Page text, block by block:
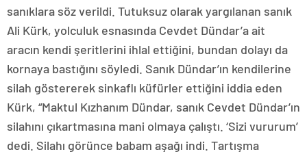
sanıklara söz verildi. Tutuksuz olarak yargılanan sanık
Ali Kürk, yolculuk esnasında Cevdet Dündar’a ait
aracın kendi şeritlerini ihlal ettiğini, bundan dolayı da
kornaya bastığını söyledi. Sanık Dündar’ın kendilerine
silah göstererek sinkaflı küfürler ettiğini iddia eden
Kürk, “Maktul Kızhanım Dündar, sanık Cevdet Dündar’ın
silahını çıkartmasına mani olmaya çalıştı. ‘Sizi vururum’
dedi. Silahı görünce babam aşağı indi. Tartışma